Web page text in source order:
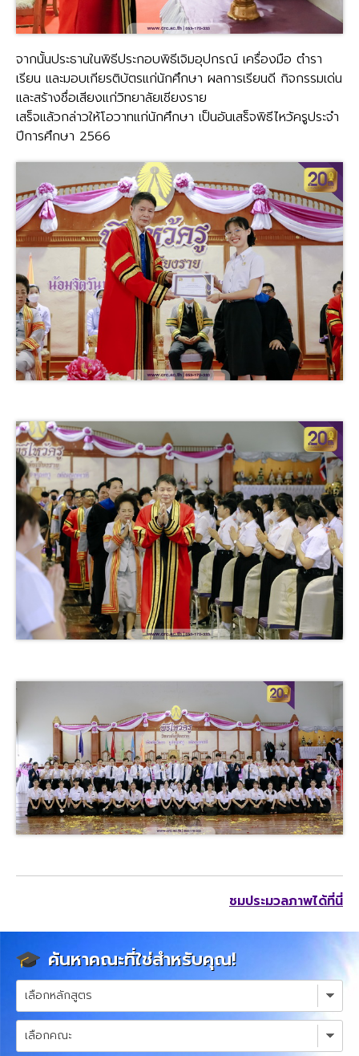
จากนั้นประธานในพิธีประกอบพิธีเจิมอุปกรณ์ เครื่องมือ ตำรา
เรียน และมอบเกียรติบัตรแก่นักศึกษา ผลการเรียนดี กิจกรรมเด่น
และสร้างชื่อเสียงแก่วิทยาลัยเชียงราย
เสร็จแล้วกล่าวให้โอวาทแก่นักศึกษา เป็นอันเสร็จพิธีไหว้ครูประจำ
ปีการศึกษา 2566
ชมประมวลภาพได้ที่นี่
ค้นหาคณะที่ใช่สำหรับคุณ!